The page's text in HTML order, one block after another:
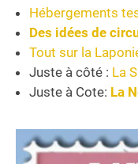
Hébergements
Des idées de
Tout sur la
Juste à côté : La
Juste à Cote: La